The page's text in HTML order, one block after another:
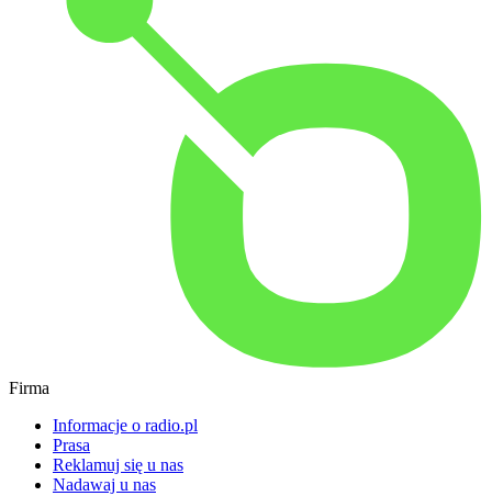
Firma
Informacje o radio.pl
Prasa
Reklamuj się u nas
Nadawaj u nas